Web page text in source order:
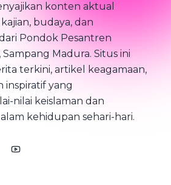
konten aktual
budaya, dan
Pondok Pesantren
Sampang Madura. Situs ini
terkini, artikel keagamaan,
inspiratif yang
nilai keislaman dan
kehidupan sehari-hari.